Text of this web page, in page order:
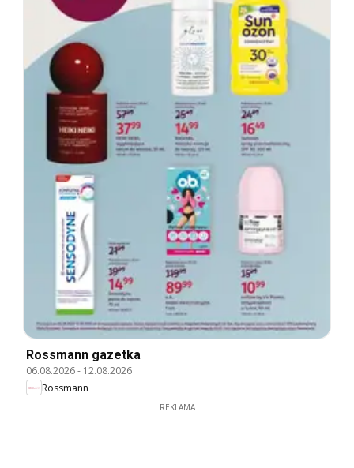
Rossmann gazetka
06.08.2026- 12.08.2026
Rossmann
REKLAMA